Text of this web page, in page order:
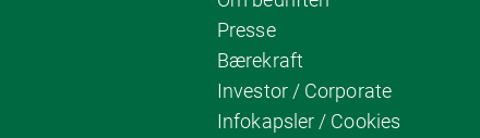
Presse
Bærekraft
Investor / Corporate
Infokapsler / Cookies